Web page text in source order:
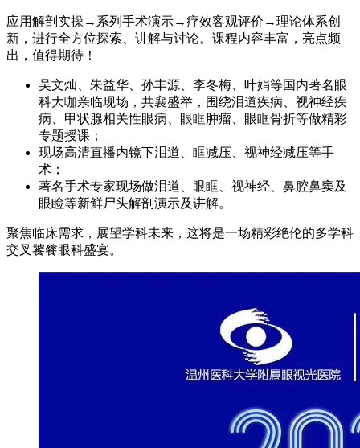
应用解剖实操→系列手术演示→疗效客观评价→理论体系创
新，进行全方位探索、讲解与讨论。课程内容丰富，亮点频
出，值得期待！
吴文灿、朱益华、孙丰源、李冬梅、叶娟等国内著名眼
科大咖亲临现场，共襄盛举，围绕泪道疾病、视神经疾
病、甲状腺相关性眼病、眼眶肿瘤、眼眶骨折等做精彩
专题授课；
现场高清直播内镜下泪道、眶减压、视神经减压等手
术；
著名手术专家现场做泪道、眼眶、视神经、鼻腔鼻窦及
眼睑等新鲜尸头解剖演示及讲解。
聚焦临床需求，展望学科未来，这将是一场精彩绝伦的多学科
交叉饕餮眼科盛宴。